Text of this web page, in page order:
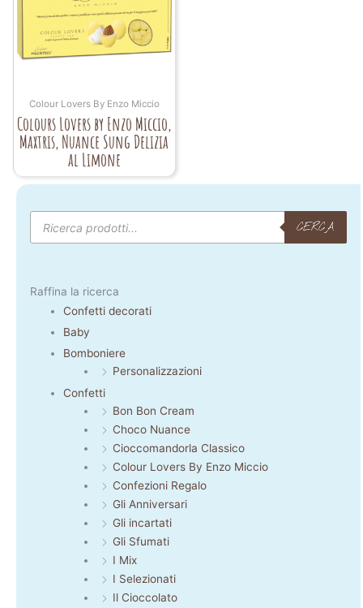
Colour Lovers By Enzo Miccio
Colours Lovers by Enzo Miccio,
Maxtris, Nuance Sung Delizia
al Limone
Products
search
CERCA
Raffina la ricerca
Confetti decorati
Baby
Bomboniere
Personalizzazioni
Confetti
Bon Bon Cream
Choco Nuance
Cioccomandorla Classico
Colour Lovers By Enzo Miccio
Confezioni Regalo
Gli Anniversari
Gli incartati
Gli Sfumati
I Mix
I Selezionati
Il Cioccolato